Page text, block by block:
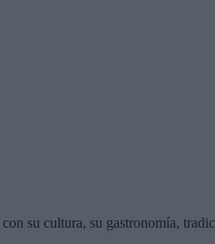
su cultura, su gastronomía,